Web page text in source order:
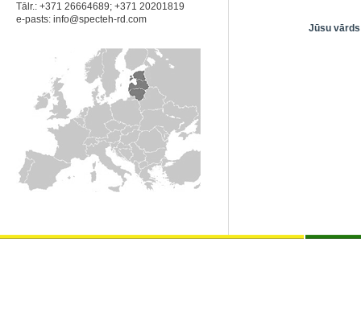
Tālr.: +371 26664689; +371 20201819
e-pasts: info@specteh-rd.com
Jūsu